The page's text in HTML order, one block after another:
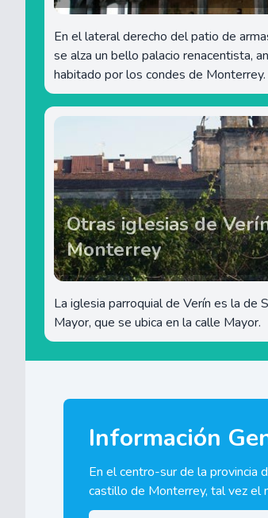
En el lateral derecho del patio de
se alza un bello palacio renacentista,
habitado por los condes de Monterrey.
Otras iglesias de
Monterrey
La iglesia parroquial de Verín es la de
Mayor, que se ubica en la calle Mayor.
Información
En el centro-sur de la provincia
castillo de Monterrey, tal vez el